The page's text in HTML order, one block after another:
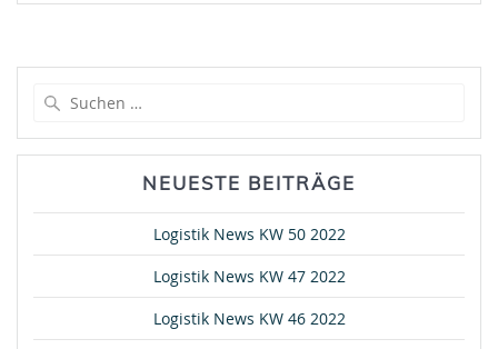
NEUESTE BEITRÄGE
Logistik News KW 50 2022
Logistik News KW 47 2022
Logistik News KW 46 2022